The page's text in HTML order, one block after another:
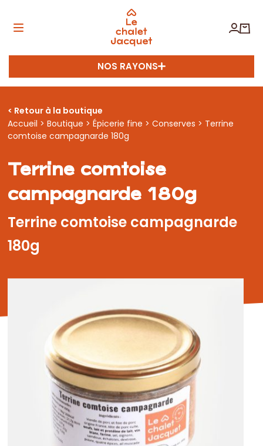
NOS RAYONS
< Retour à la boutique
Accueil > Boutique > Épicerie fine > Conserves > Terrine
comtoise campagnarde 180g
Terrine comtoise
campagnarde 180g
Terrine comtoise campagnarde
180g